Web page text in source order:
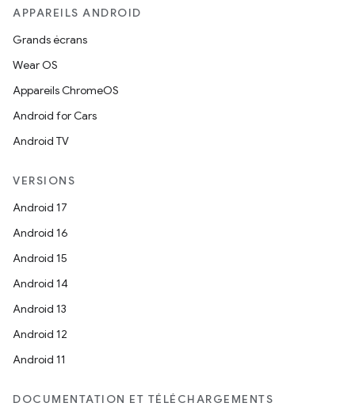
APPAREILS ANDROID
Grands écrans
Wear OS
Appareils ChromeOS
Android for Cars
Android TV
VERSIONS
Android 17
Android 16
Android 15
Android 14
Android 13
Android 12
Android 11
DOCUMENTATION ET TÉLÉCHARGEMENTS